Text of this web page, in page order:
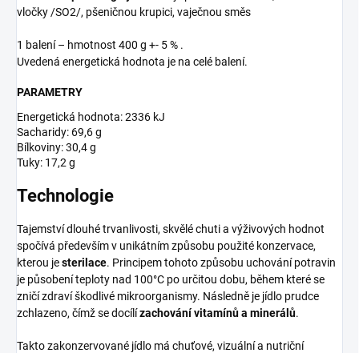
vločky /SO2/, pšeničnou krupici, vaječnou směs
1 balení – hmotnost 400 g +- 5 % .
Uvedená energetická hodnota je na celé balení.
PARAMETRY
Energetická hodnota: 2336 kJ
Sacharidy: 69,6 g
Bílkoviny: 30,4 g
Tuky: 17,2 g
Technologie
Tajemství dlouhé trvanlivosti, skvělé chuti a výživových hodnot
spočívá především v unikátním způsobu použité konzervace,
kterou jesterilace. Principem tohoto způsobu uchování potravin
je působení teploty nad 100°C po určitou dobu, během které se
zničí zdraví škodlivé mikroorganismy. Následně je jídlo prudce
zchlazeno, čímž se docílízachování vitamínů a minerálů.
Takto zakonzervované jídlo má chuťové, vizuální a nutriční